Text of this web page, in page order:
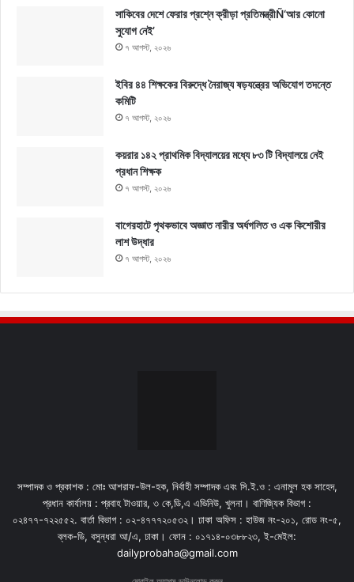
সাকিবের দেশে ফেরার প্রশ্নে ক্রীড়া প্রতিমন্ত্রীÑ‘আর কোনো
সুযোগ নেই’
৭ আগস্ট, ২০২৬
ইবির ৪৪ শিক্ষকের বিরুদ্ধে নৈরাজ্য ষড়যন্ত্রের অভিযোগ তদন্তে
কমিটি
৭ আগস্ট, ২০২৬
কয়রার ১৪২ প্রাথমিক বিদ্যালয়ের মধ্যে ৮৩ টি বিদ্যালয়ে নেই
প্রধান শিক্ষক
৭ আগস্ট, ২০২৬
বাগেরহাটে পৃথকভাবে অজ্ঞাত নারীর অর্ধগলিত ও এক কিশোরীর
লাশ উদ্ধার
৭ আগস্ট, ২০২৬
সম্পাদক ও প্রকাশক : মোঃ আশরাফ-উল-হক, নির্বাহী সম্পাদক এবং সি.ই.ও : এনামুল হক সাহেদ,
প্রধান কার্যালয় : প্রবাহ টাওয়ার, ৩ কে,ডি,এ এভিনিউ, খুলনা। বাণিজ্যিক বিভাগ :
০২৪৭৭-৭২২৫৫২. বার্তা বিভাগ : ০২-৪৭৭৭২০৫৩২। ঢাকা অফিস : হাউজ নং-২০১, রোড নং-৫,
ব্লক-ডি, বসুন্ধরা আ/এ, ঢাকা। ফোন : ০১৭১৪-০৩৮৮২৩, ই-মেইল:
dailyprobaha@gmail.com